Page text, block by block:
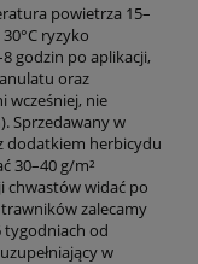
powietrza 15–
ryzyko
godzin po aplikacji,
oraz
wcześniej, nie
Sprzedawany w
dodatkiem herbicydu
30–40 g/m²
chwastów widać po
zalecamy
tygodniach od
w